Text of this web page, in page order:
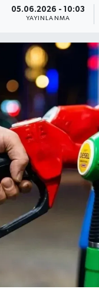
05.06.2026 - 10:03
YAYINLANMA